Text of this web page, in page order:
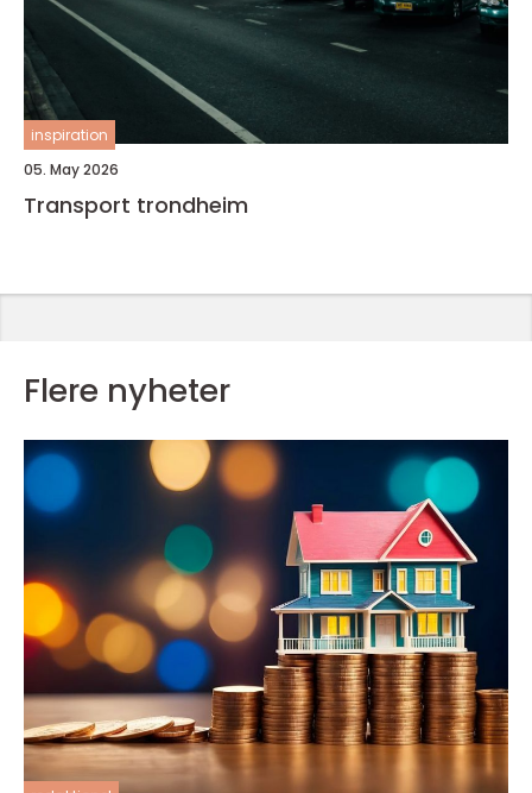
inspiration
05. May 2026
Transport trondheim
Flere nyheter